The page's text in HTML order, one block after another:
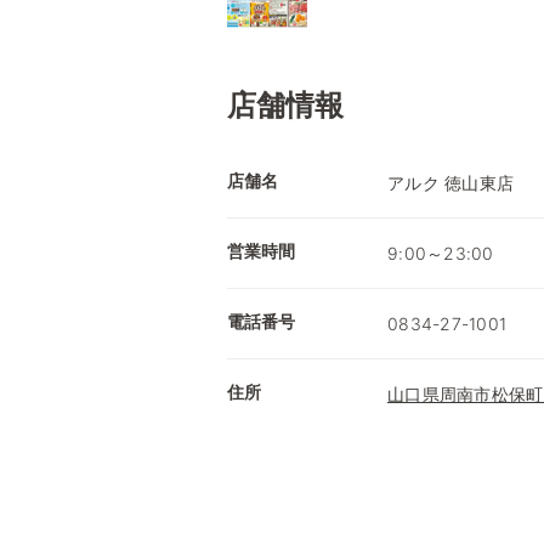
店舗情報
店舗名 アルク 徳山東店
営業時間 9:00～23:00
電話番号 0834-27-1001
住所 山口県周南市松保